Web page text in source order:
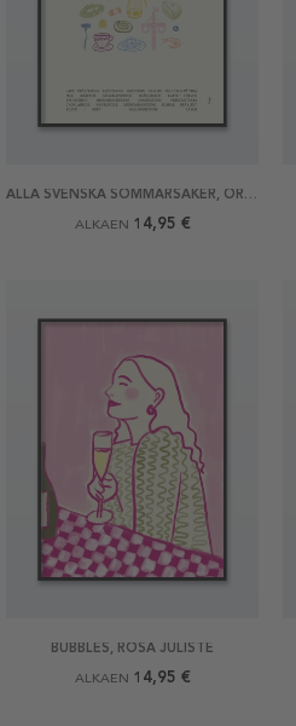
ALLA SVENSKA SOMMARSAKER, ORIGINAL JULISTE
ALKAEN 14,95 €
BUBBLES, ROSA JULISTE
ALKAEN 14,95 €